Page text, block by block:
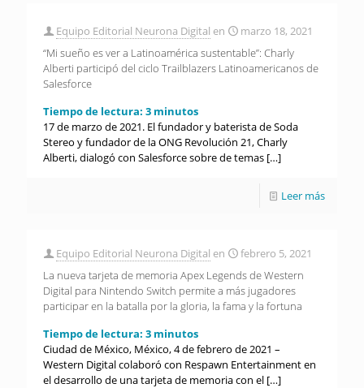
Equipo Editorial Neurona Digital en
marzo 18, 2021
“Mi sueño es ver a Latinoamérica sustentable”: Charly
Alberti participó del ciclo Trailblazers Latinoamericanos de
Salesforce
Tiempo de lectura: 3 minutos
17 de marzo de 2021. El fundador y baterista de Soda
Stereo y fundador de la ONG Revolución 21, Charly
Alberti, dialogó con Salesforce sobre de temas […]
Leer más
Equipo Editorial Neurona Digital en
febrero 5, 2021
La nueva tarjeta de memoria Apex Legends de Western
Digital para Nintendo Switch permite a más jugadores
participar en la batalla por la gloria, la fama y la fortuna
Tiempo de lectura: 3 minutos
Ciudad de México, México, 4 de febrero de 2021 –
Western Digital colaboró con Respawn Entertainment en
el desarrollo de una tarjeta de memoria con el […]